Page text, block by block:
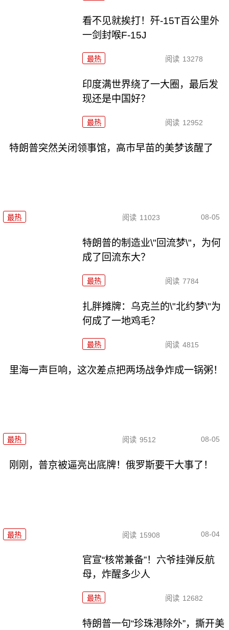
看不见就挨打！歼-15T百公里外
一剑封喉F-15J
最热 阅读 13278
印度满世界绕了一大圈，最后发
现还是中国好？
最热 阅读 12952
特朗普突然关闭领事馆，高市早苗的美梦该醒了
最热 阅读 11023 08-05
特朗普的制造业\"回流梦\"，为何
成了回流东大？
最热 阅读 7784
扎胖摊牌：乌克兰的\"北约梦\"为
何成了一地鸡毛？
最热 阅读 4815
里海一声巨响，这次差点把两场战争炸成一锅粥！
最热 阅读 9512 08-05
刚刚，普京被逼亮出底牌！俄罗斯要干大事了！
最热 阅读 15908 08-04
官宣“核常兼备”！六爷挂弹反航
母，炸醒多少人
最热 阅读 12682
特朗普一句“珍珠港除外”，撕开美